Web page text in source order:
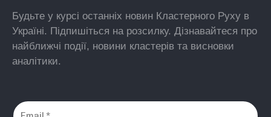
Будьте у курсі останніх новин Кластерного Руху в
Україні. Підпишіться на розсилку. Дізнавайтеся про
найближчі події, новини кластерів та висновки
аналітики.